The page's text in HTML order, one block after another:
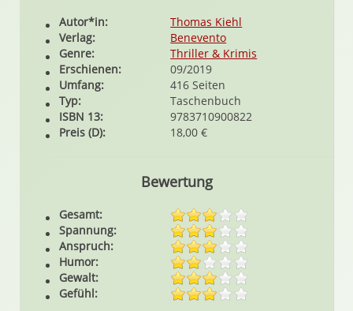
Autor*in:
Thomas Kiehl
Verlag:
Benevento
Genre:
Thriller & Krimis
Erschienen:
09/2019
Umfang:
416 Seiten
Typ:
Taschenbuch
ISBN 13:
9783710900822
Preis (D):
18,00 €
Bewertung
Gesamt:
Spannung:
Anspruch:
Humor:
Gewalt:
Gefühl: